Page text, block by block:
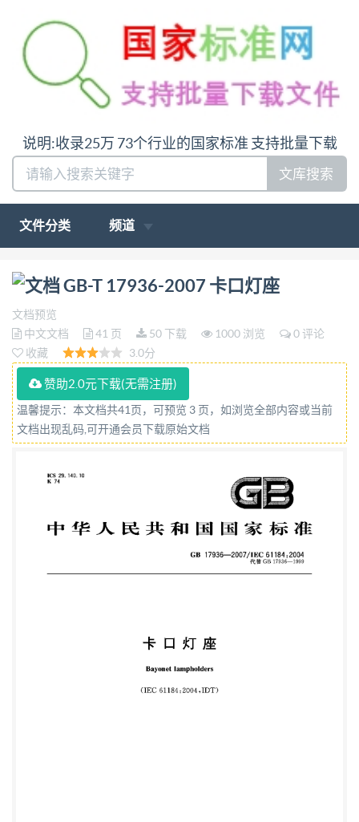
说明:收录25万 73个行业的国家标准 支持批量下载
文库搜索
文件分类 频道
问:哪里下载GB-T 17936-2007 卡口灯座答:请联系微
信:siduwenku
GB-T 17936-2007 卡口灯座
文档预览
中文文档
41 页 50 下载 1000 浏览
0 评论
收藏
3.0分
赞助2.0元下载(无需注册)
温馨提示：本文档共41页，可预览 3 页，如浏览全部内容或当前
文档出现乱码,可开通会员下载原始文档